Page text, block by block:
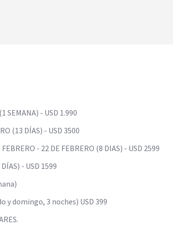
SEMANA) - USD 1.990
(13 DÍAS) - USD 3500
- 22 DE FEBRERO (8 DIAS) - USD 2599
- USD 1599
y domingo, 3 noches) USD 399